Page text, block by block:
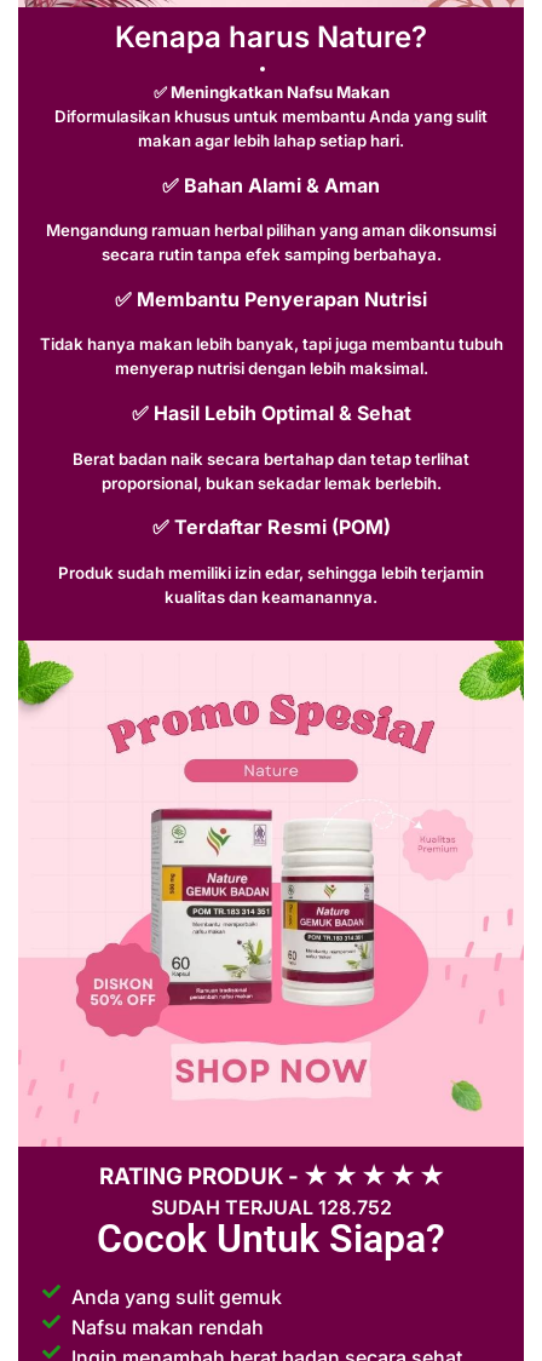
Kenapa harus Nature?
✅Meningkatkan Nafsu Makan
Diformulasikan khusus untuk membantu Anda yang sulit
makan agar lebih lahap setiap hari.
✅ Bahan Alami & Aman
Mengandung ramuan herbal pilihan yang aman dikonsumsi
secara rutin tanpa efek samping berbahaya.
✅ Membantu Penyerapan Nutrisi
Tidak hanya makan lebih banyak, tapi juga membantu tubuh
menyerap nutrisi dengan lebih maksimal.
✅ Hasil Lebih Optimal & Sehat
Berat badan naik secara bertahap dan tetap terlihat
proporsional, bukan sekadar lemak berlebih.
✅ Terdaftar Resmi (POM)
Produk sudah memiliki izin edar, sehingga lebih terjamin
kualitas dan keamanannya.
RATING PRODUK - ★ ★ ★ ★ ★
SUDAH TERJUAL 128.752
Cocok Untuk Siapa?
Anda yang sulit gemuk
Nafsu makan rendah